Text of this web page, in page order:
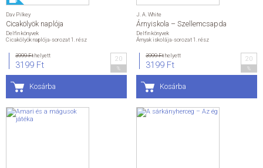
Dav Pilkey
Cicakölyök naplója
Delfin könyvek
Cicakölyök naplója-sorozat 1. rész
3999 Fthelyett
3199 Ft
20
Kosárba
J. A. White
Árnyiskola – Szellemcsapda
Delfin könyvek
Árnyak iskolája-sorozat 1. rész
3999 Fthelyett
3199 Ft
20
Kosárba